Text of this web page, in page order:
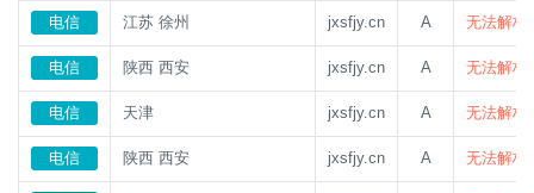
电信 江苏 徐州 jxsfjy.cn A 无法解析
电信 陕西 西安 jxsfjy.cn A 无法解析
电信 天津 jxsfjy.cn A 无法解析
电信 陕西 西安 jxsfjy.cn A 无法解析